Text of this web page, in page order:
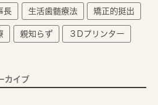
長 生活歯髄療法 矯正的挺出
親知らず ３Dプリンター
カイブ